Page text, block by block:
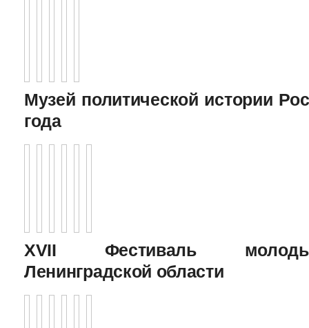
Музей политической истории
года
XVII Фестиваль
Ленинградской области